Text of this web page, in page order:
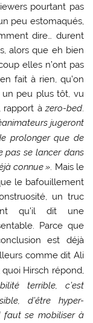
pourtant pas
peu estomaqués,
dire… durent
alors que eh bien
elles n’ont pas
fait à rien, qu’on
peu plus tôt, vu
rapport àzero-bed.
jugeront
prolonger que de
pas se lancer dans
connue». Mais le
le bafouillement
un truc
qu’il dit une
Parce que
est déjà
comme dit Ali
quoi Hirsch répond,
terrible, c’est
d’être hyper-
faut se mobiliser à